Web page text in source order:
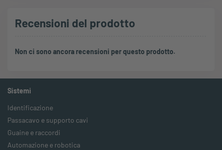
Recensioni del prodotto
Non ci sono ancora recensioni per questo prodotto.
Sistemi
Identificazione
Passacavo e supporto cavi
Guaine e raccordi
Automazione e robotica